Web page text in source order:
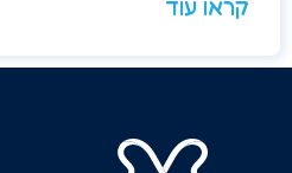
קראו עוד